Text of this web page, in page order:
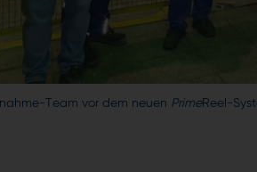
Team vor dem neuen PrimeReel-